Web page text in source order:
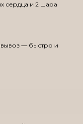
сердца и 2 шара
— быстро и